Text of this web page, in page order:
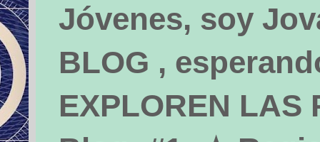
Jóvenes, soy
BLOG ,
EXPLOREN LAS